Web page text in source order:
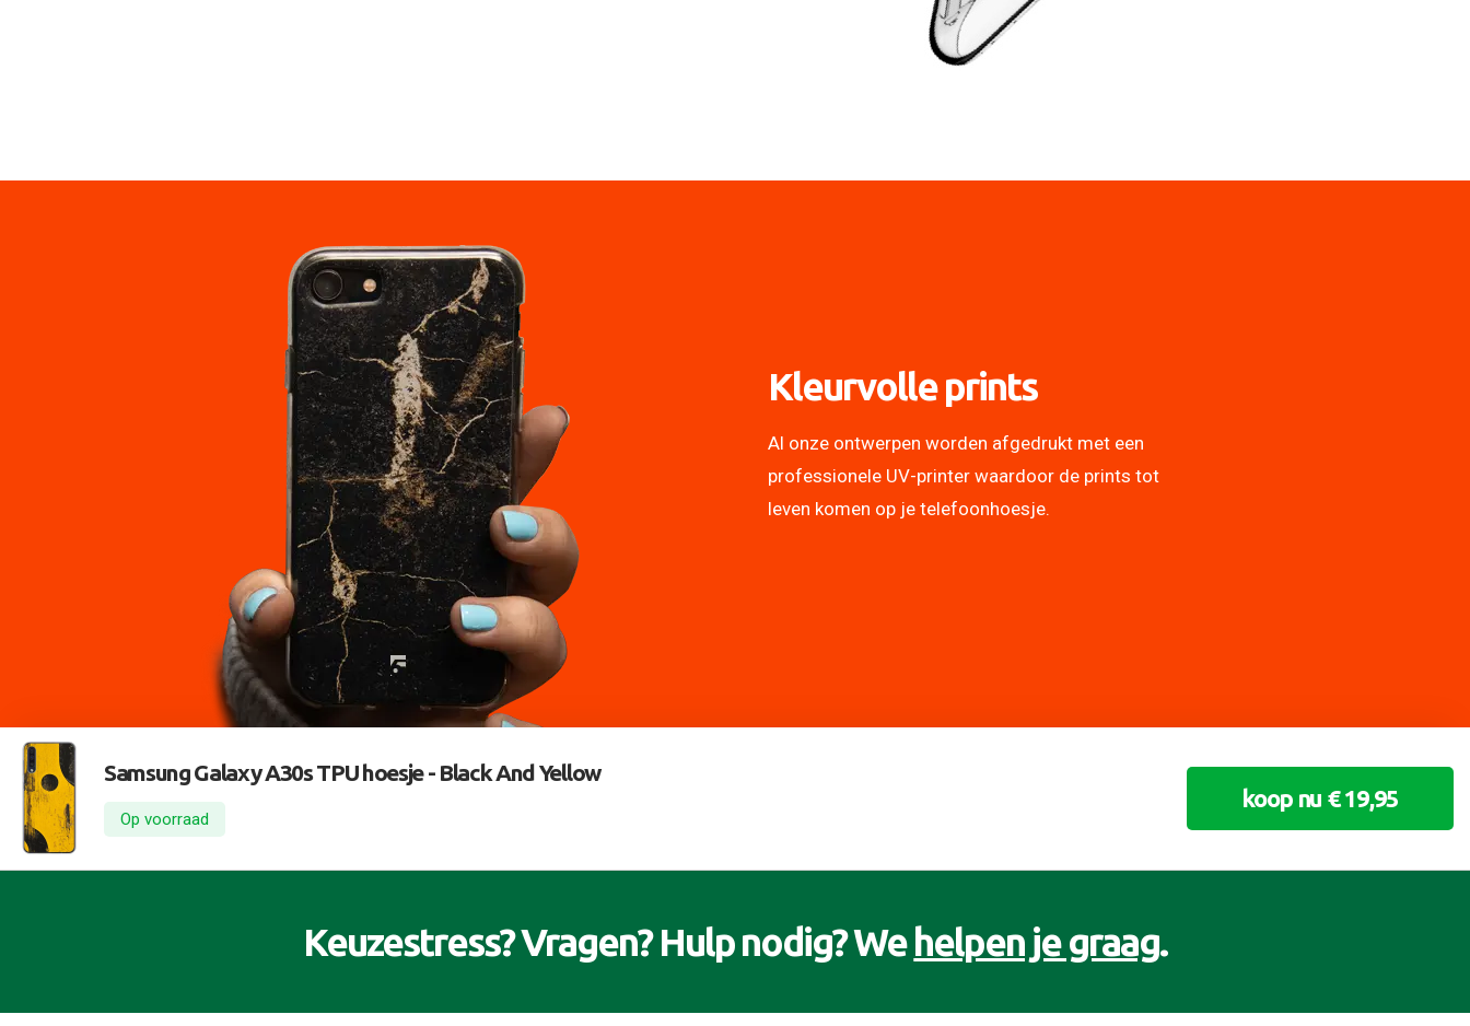
Kleurvolle prints
Al onze ontwerpen worden afgedrukt met een
professionele UV-printer waardoor de prints tot
leven komen op je telefoonhoesje.
Samsung Galaxy A30s TPU hoesje -Black And Yellow
Op voorraad
koop nu € 19,95
Keuzestress? Vragen? Hulp nodig? Wehelpen je graag.